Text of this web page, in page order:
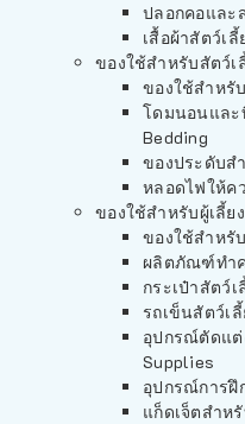
ปลอกคอและ
เสื้อผ้าสัตว์เ
ของใช้สำหรับสัตว์เ
ของใช้สำหรั
โดมนอนและ
Bedding
ของประดับส
หลอดไฟให้ค
ของใช้สำหรับผู้เลี้ย
ของใช้สำหรั
ผลิตภัณฑ์ทำ
กระเป๋าสัตว์
รถเข็นสัตว์เ
อุปกรณ์ตัดแต่
Supplies
อุปกรณ์การฝึ
แก็ดเจ็ตสำห